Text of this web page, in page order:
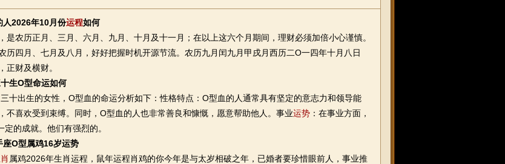
人2026年10月份运程如何
农历正月、三月、六月、九月、十月及十一月；在以上这六个月期间，理财必须加倍小心谨慎。
历四月、七月及八月，好好把握时机开源节流。农历九月闰九月甲戌月西历二O一四年十月八日
财及横财。
生O型命运如何
出生的女性，O型血的命运分析如下：性格特点：O型血的人通常具有坚定的意志力和领导能
不喜欢受到束缚。同时，O型血的人也非常善良和慷慨，愿意帮助他人。事业运势 ：在事业方面，
的成就。他们有强烈的。
座O型属鸡16岁运势
属鸡2026年生肖运程，鼠年运程肖鸡的你今年是与太岁相破之年，已婚者要珍惜眼前人，事业推